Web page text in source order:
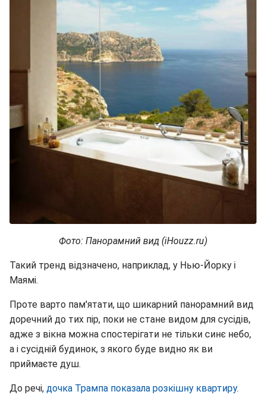
Фото: Панорамний вид (iHouzz.ru)
Такий тренд відзначено, наприклад, у Нью-Йорку і
Маямі.
Проте варто пам'ятати, що шикарний панорамний вид
доречний до тих пір, поки не стане видом для сусідів,
адже з вікна можна спостерігати не тільки синє небо,
а і сусідній будинок, з якого буде видно як ви
приймаєте душ.
До речі, дочка Трампа показала розкішну квартиру.